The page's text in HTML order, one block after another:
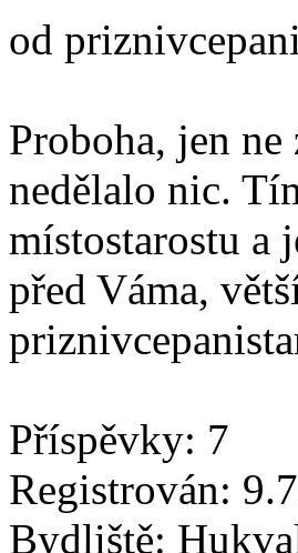
od
Proboha, jen ne
nedělalo nic.
místostarostu a
před Váma,
Příspěvky: 7
Registrován:
Bydliště: